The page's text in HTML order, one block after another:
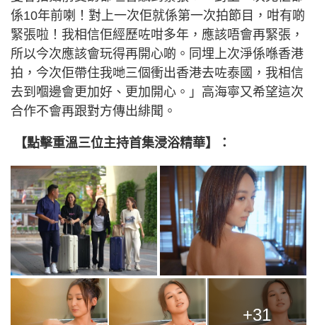
係10年前喇！對上一次佢就係第一次拍節目，咁有啲
緊張啦！我相信佢經歷咗咁多年，應該唔會再緊張，
所以今次應該會玩得再開心啲。同埋上次淨係喺香港
拍，今次佢帶住我哋三個衝出香港去咗泰國，我相信
去到嗰邊會更加好、更加開心。」高海寧又希望這次
合作不會再跟對方傳出緋聞。
【點擊重溫三位主持首集浸浴精華】：
+31